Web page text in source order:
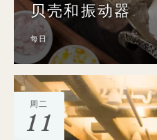
贝壳和振动器
每日
周二
11